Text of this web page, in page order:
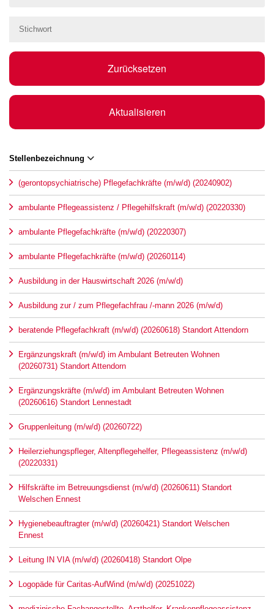
Zurücksetzen
Aktualisieren
Stellenbezeichnung
(gerontopsychiatrische) Pflegefachkräfte (m/w/d) (20240902)
ambulante Pflegeassistenz / Pflegehilfskraft (m/w/d) (20220330)
ambulante Pflegefachkräfte (m/w/d) (20220307)
ambulante Pflegefachkräfte (m/w/d) (20260114)
Ausbildung in der Hauswirtschaft 2026 (m/w/d)
Ausbildung zur / zum Pflegefachfrau /-mann 2026 (m/w/d)
beratende Pflegefachkraft (m/w/d) (20260618) Standort Attendorn
Ergänzungskraft (m/w/d) im Ambulant Betreuten Wohnen
(20260731) Standort Attendorn
Ergänzungskräfte (m/w/d) im Ambulant Betreuten Wohnen
(20260616) Standort Lennestadt
Gruppenleitung (m/w/d) (20260722)
Heilerziehungspfleger, Altenpflegehelfer, Pflegeassistenz (m/w/d)
(20220331)
Hilfskräfte im Betreuungsdienst (m/w/d) (20260611) Standort
Welschen Ennest
Hygienebeauftragter (m/w/d) (20260421) Standort Welschen
Ennest
Leitung IN VIA (m/w/d) (20260418) Standort Olpe
Logopäde für Caritas-AufWind (m/w/d) (20251022)